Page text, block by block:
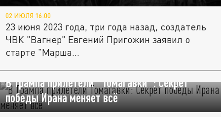
02 ИЮЛЯ 16:00
23 июня 2023 года, три года назад, создатель
ЧВК "Вагнер" Евгений Пригожин заявил о
старте "Марша...
В Трампа прилетели "Томагавки": Секрет
победы Ирана меняет всё